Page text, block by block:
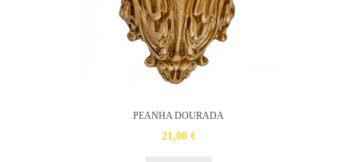
PEANHA DOURADA
21,00 €